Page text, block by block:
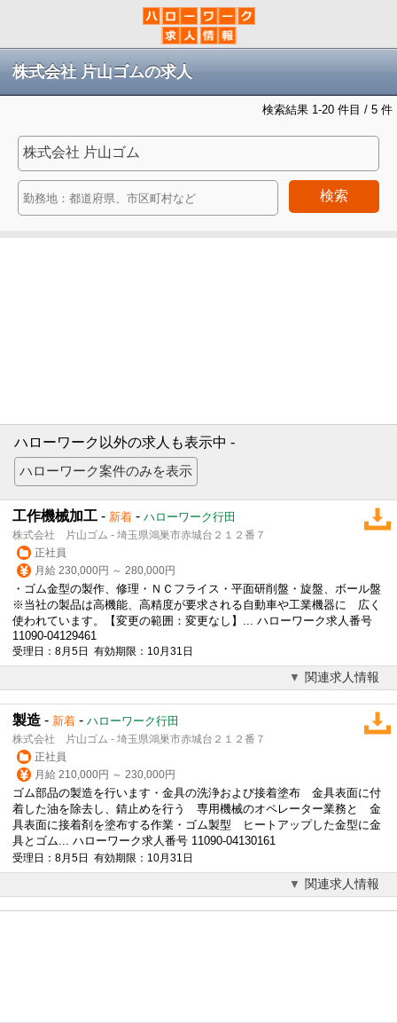
株式会社 片山ゴムの求人
検索結果 1-20 件目 / 5 件
検索
ハローワーク以外の求人も表示中 -
工作機械加工 - 新着 - ハローワーク行田
株式会社 片山ゴム - 埼玉県鴻巣市赤城台２１２番７
正社員
月給 230,000円 ～ 280,000円
・ゴム金型の製作、修理・ＮＣフライス・平面研削盤・旋盤、ボール盤
※当社の製品は高機能、高精度が要求される自動車や工業機器に 広く
使われています。【変更の範囲：変更なし】... ハローワーク求人番号
11090-04129461
受理日：8月5日 有効期限：10月31日
関連求人情報
製造 - 新着 - ハローワーク行田
株式会社 片山ゴム - 埼玉県鴻巣市赤城台２１２番７
正社員
月給 210,000円 ～ 230,000円
ゴム部品の製造を行います・金具の洗浄および接着塗布 金具表面に付
着した油を除去し、錆止めを行う 専用機械のオペレーター業務と 金
具表面に接着剤を塗布する作業・ゴム製型 ヒートアップした金型に金
具とゴム... ハローワーク求人番号 11090-04130161
受理日：8月5日 有効期限：10月31日
関連求人情報